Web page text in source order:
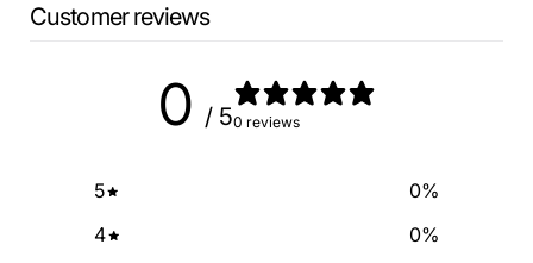
Customer reviews
0 / 50 reviews
5 0%
4
0%